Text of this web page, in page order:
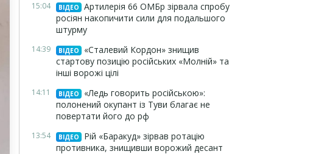
15:04 ВІДЕО
Артилерія 66 ОМБр зірвала спробу
росіян накопичити сили для подальшого
штурму
14:39 ВІДЕО
«Сталевий Кордон» знищив
стартову позицію російських «Молній» та
інші ворожі цілі
14:11 ВІДЕО
«Ледь говорить російською»:
полонений окупант із Туви благає не
повертати його до рф
13:54 ВІДЕО
Рій «Баракуд» зірвав ротацію
противника, знищивши ворожий десант